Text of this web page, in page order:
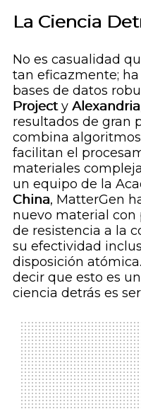
La Ciencia
No es casualidad
tan eficazmente;
bases de datos
Projecty Alexandria
resultados de gran
combina
facilitan el
materiales
un equipo de la
China, MatterGen
nuevo material con
de resistencia a la
su efectividad
disposición
decir que esto es
ciencia detrás es